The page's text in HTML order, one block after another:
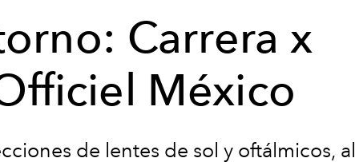
Carrera x
México
de lentes de sol y oftálmicos, al